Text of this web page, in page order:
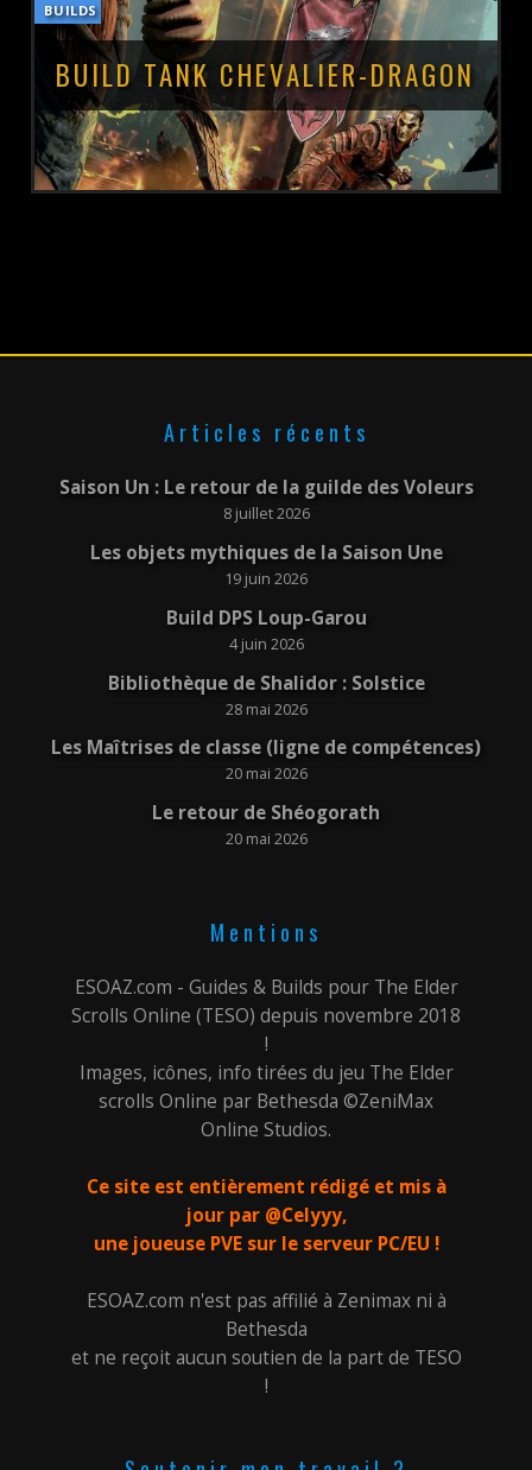
POSTÉ LE : 5 OCTOBRE 2021
BUILDS
BUILD TANK CHEVALIER-DRAGON
Articles récents
Saison Un : Le retour de la guilde des Voleurs
8 juillet 2026
Les objets mythiques de la Saison Une
19 juin 2026
Build DPS Loup-Garou
4 juin 2026
Bibliothèque de Shalidor : Solstice
28 mai 2026
Les Maîtrises de classe (ligne de compétences)
20 mai 2026
Le retour de Shéogorath
20 mai 2026
Mentions
ESOAZ.com - Guides & Builds pour The Elder
Scrolls Online (TESO) depuis novembre 2018
!
Images, icônes, info tirées du jeu The Elder
scrolls Online par Bethesda ©ZeniMax
Online Studios.
Ce site est entièrement rédigé et mis à
jour par @Celyyy,
une joueuse PVE sur le serveur PC/EU !
ESOAZ.com n'est pas affilié à Zenimax ni à
Bethesda
et ne reçoit aucun soutien de la part de TESO
!